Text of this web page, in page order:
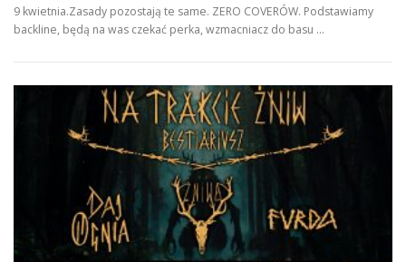
9 kwietnia.Zasady pozostają te same. ZERO COVERÓW. Podstawiamy
backline, będą na was czekać perka, wzmacniacz do basu …